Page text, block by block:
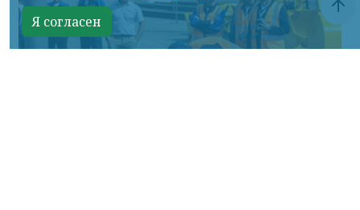
Я согласен